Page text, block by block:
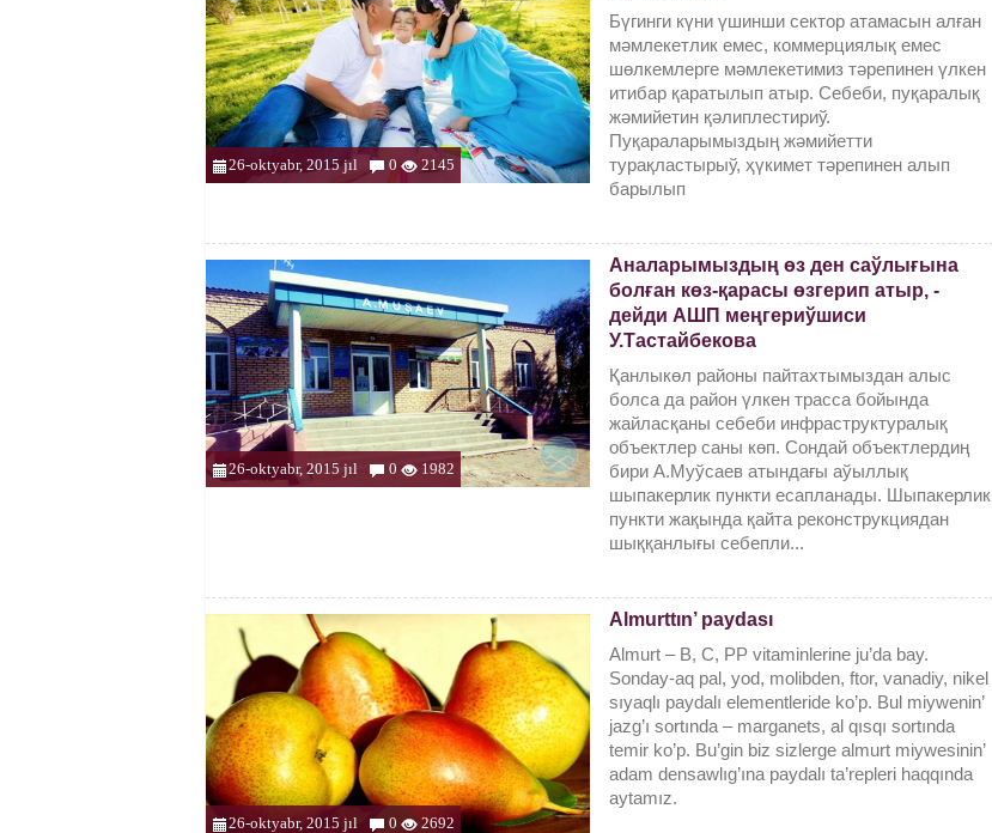
26-oktyabr, 2015 jıl 0 2145
Бүгинги күни үшинши сектор атамасын алған
мәмлекетлик емес, коммерциялық емес
шөлкемлерге мәмлекетимиз тәрепинен үлкен
итибар қаратылып атыр. Себеби, пуқаралық
жәмийетин қәлиплестириў.
Пуқараларымыздың жәмийетти
турақластырыў, ҳүкимет тәрепинен алып
барылып
26-oktyabr, 2015 jıl 0 1982
Аналарымыздың өз ден саўлығына
болған көз-қарасы өзгерип атыр, -
дейди АШП меңгериўшиси
У.Тастайбекова
Қанлыкөл районы пайтахтымыздан алыс
болса да район үлкен трасса бойында
жайласқаны себеби инфраструктуралық
объектлер саны көп. Сондай объектлердиң
бири А.Муўсаев атындағы аўыллық
шыпакерлик пункти есапланады. Шыпакерлик
пункти жақында қайта реконструкциядан
шыққанлығы себепли...
26-oktyabr, 2015 jıl 0 2692
Almurttın’ paydası
Almurt – B, C, PP vitaminlerine ju’da bay.
Sonday-aq pal, yod, molibden, ftor, vanadiy, nikel
sıyaqlı paydalı elementleride ko’p. Bul miywenin’
jazg’ı sortında – marganets, al qısqı sortında
temir ko’p. Bu’gin biz sizlerge almurt miywesinin’
adam densawlıg’ına paydalı ta’repleri haqqında
aytamız.